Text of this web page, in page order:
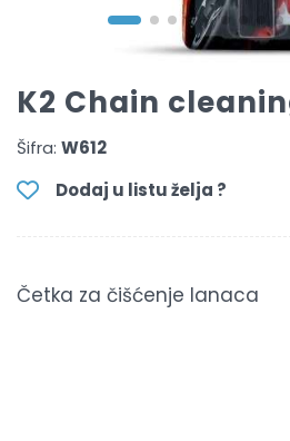
K2 Chain
Šifra: W612
Dodaj u listu želja ?
Četka za čišćenje lanaca